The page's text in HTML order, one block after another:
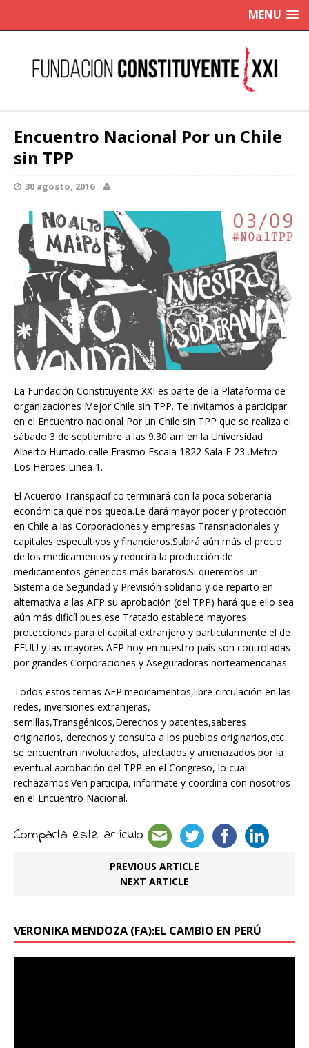
MENU
Encuentro Nacional Por un Chile
sin TPP
30 agosto, 2016
La Fundación Constituyente XXI es parte de la Plataforma de
organizaciones Mejor Chile sin TPP. Te invitamos a participar
en el Encuentro nacional Por un Chile sin TPP que se realiza el
sábado 3 de septiembre a las 9.30 am en la Universidad
Alberto Hurtado calle Erasmo Escala 1822 Sala E 23 .Metro
Los Heroes Linea 1.
El Acuerdo Transpacifico terminará con la poca soberanía
económica que nos queda.Le dará mayor poder y protección
en Chile a las Corporaciones y empresas Transnacionales y
capitales especultivos y financieros.Subirá aún más el precio
de los medicamentos y reducirá la producción de
medicamentos génericos más baratos.Si queremos un
Sistema de Seguridad y Previsión solidario y de reparto en
alternativa a las AFP su aprobación (del TPP) hará que ello sea
aún más dificíl pues ese Tratado establece mayores
protecciones para el capital extranjero y particularmente el de
EEUU y las mayores AFP hoy en nuestro país son controladas
por grandes Corporaciones y Aseguradoras norteamericanas.
Todos estos temas AFP.medicamentos,libre circulación en las
redes, inversiones extranjeras,
semillas,Transgénicos,Derechos y patentes,saberes
originarios, derechos y consulta a los pueblos originarios,etc
se encuentran involucrados, afectados y amenazados por la
eventual aprobación del TPP en el Congreso, lo cual
rechazamos.Ven participa, informate y coordina con nosotros
en el Encuentro Nacional.
Comparta este artículo
PREVIOUS ARTICLE
NEXT ARTICLE
VERONIKA MENDOZA (FA):EL CAMBIO EN PERÚ